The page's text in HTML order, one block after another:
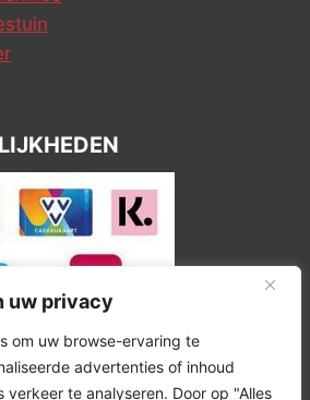
uw privacy
om uw browse-ervaring te
advertenties of inhoud
verkeer te analyseren. Door op "Alles